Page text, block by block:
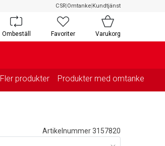
CSR|Omtanke|Kundtjänst
Ombeställ Favoriter Varukorg
Fler produkter Produkter med omtanke
Artikelnummer 3157820